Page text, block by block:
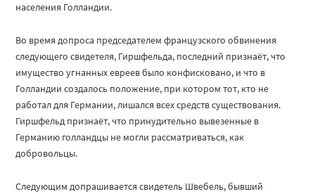
населения Голландии.
Во время допроса председателем французского обвинения
следующего свидетеля, Гиршфельда, последний признаёт, что
имущество угнанных евреев было конфисковано, и что в
Голландии создалось положение, при котором тот, кто не
работал для Германии, лишался всех средств существования.
Гиршфельд признаёт, что принудительно вывезенные в
Германию голландцы не могли рассматриваться, как
добровольцы.
Следующим допрашивается свидетель Швебель, бывший